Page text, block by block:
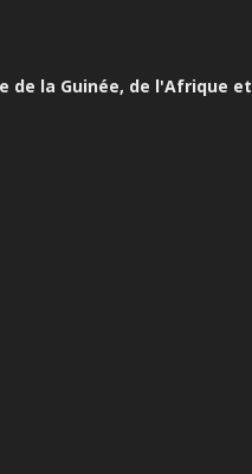
la Guinée, de l'Afrique et